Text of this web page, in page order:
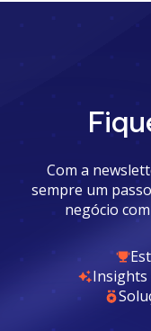
Com a
sempre um
negócio
Insights